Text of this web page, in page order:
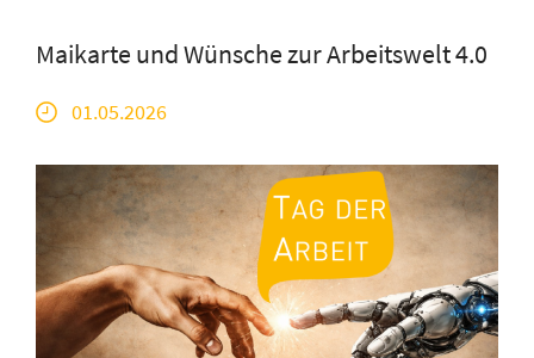
Maikarte und Wünsche zur Arbeitswelt 4.0
01.05.2026